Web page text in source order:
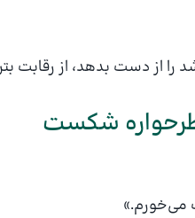
از دست بدهد، از رقابت
طرحواره شکست
می‌خورم.»